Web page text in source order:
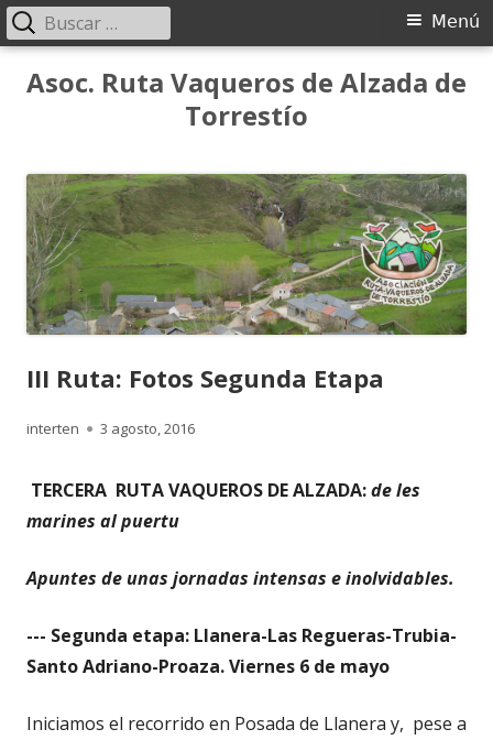
Asoc. Ruta Vaqueros de Alzada de
Torrestío
Menú
principal
Menú
Buscar:
III Ruta: Fotos Segunda Etapa
Autor
interten
Publicado
3 agosto, 2016
TERCERA RUTA VAQUEROS DE ALZADA:de les
marines al puertu
Apuntes de unas jornadas intensas e inolvidables.
--- Segunda etapa: Llanera-Las Regueras-Trubia-
Santo Adriano-Proaza. Viernes 6 de mayo
Iniciamos el recorrido en Posada de Llanera y, pese a